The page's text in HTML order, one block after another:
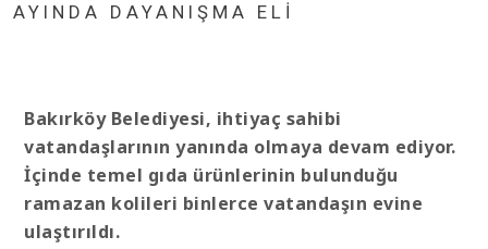
AYINDA DAYANIŞMA ELİ
Bakırköy Belediyesi, ihtiyaç sahibi
vatandaşlarının yanında olmaya devam ediyor.
İçinde temel gıda ürünlerinin bulunduğu
ramazan kolileri binlerce vatandaşın evine
ulaştırıldı.